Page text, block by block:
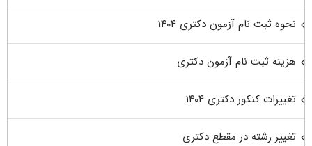
نحوه ثبت نام آزمون دکتری ۱۴۰۴
هزینه ثبت نام آزمون دکتری
تغییرات کنکور دکتری ۱۴۰۴
تغییر رشته در مقطع دکتری